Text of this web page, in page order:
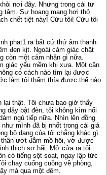
nơi đây. Nhưng trong cái tư
tâm. Sự hoang mang hơi thở
chết tiệt này! Cứu tôi! Cứu tôi
phat1 ra bất cứ thứ âm thanh
đen kịt. Ngoài cảm giác chật
còn một cảm nhận gì nữa.
giác yếu mềm khi xưa. Một cận
có cách nào tìm lại được
làm tôi thấm thía được thế nào
lại thật. Tôi chưa bao giờ thấy
dậy bật đèn, tôi không kìm nổi
ngủ tiếp nữa. Nhìn lên đồng
mình đã bị nhốt trong cái giá
bộ dạng của tôi chẳng khác gì
ướt đẫm mồ hôi, vớ được
thịch sợ hãi. Mở cửa ra tôi
có tiếng sột soạt, ngay lập tức
chạy cuống cuồng về phòng,
mà qua một đêm.